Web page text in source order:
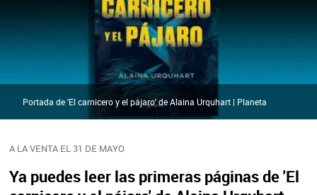
A LA VENTA EL 31 DE MAYO
Ya puedes leer las primeras páginas de 'El
Portada de 'El carnicero y el pájaro' de Alaina Urquhart | Planeta